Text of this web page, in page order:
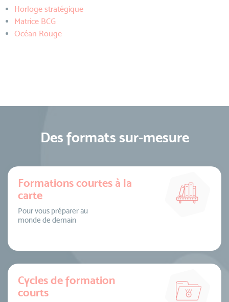
Horloge stratégique
Matrice BCG
Océan Rouge
Des formats sur-mesure
Formations courtes à la
carte
Pour vous préparer au
monde de demain
Cycles de formation
courts